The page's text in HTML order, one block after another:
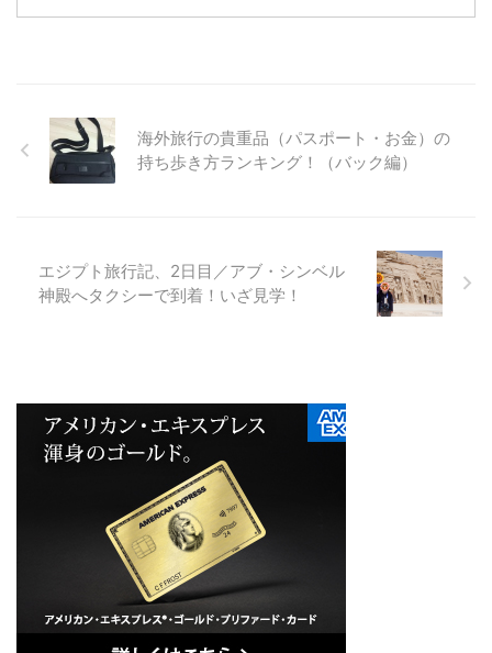
海外旅行の貴重品（パスポート・お金）の
持ち歩き方ランキング！（バック編）
エジプト旅行記、2日目／アブ・シンベル
神殿へタクシーで到着！いざ見学！